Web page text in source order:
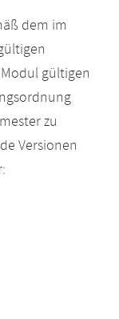
dem im
gültigen
zu
Versionen